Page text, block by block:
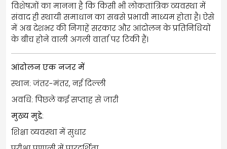
विशेषज्ञों का मानना है कि किसी भी लोकतांत्रिक व्यवस्था में
संवाद ही स्थायी समाधान का सबसे प्रभावी माध्यम होता है। ऐसे
में अब देशभर की निगाहें सरकार और आंदोलन के प्रतिनिधियों
के बीच होने वाली अगली वार्ता पर टिकी हैं।
आंदोलन एक नजर में
स्थान: जंतर-मंतर, नई दिल्ली
अवधि: पिछले कई सप्ताह से जारी
मुख्य मुद्दे:
शिक्षा व्यवस्था में सुधार